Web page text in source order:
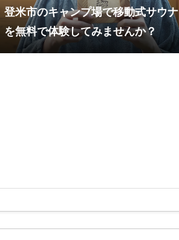
登米市のキャンプ場で移動式サウナ
を無料で体験してみませんか？